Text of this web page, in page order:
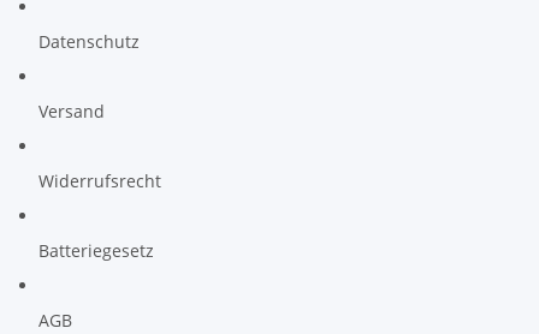
Datenschutz
Versand
Widerrufsrecht
Batteriegesetz
AGB